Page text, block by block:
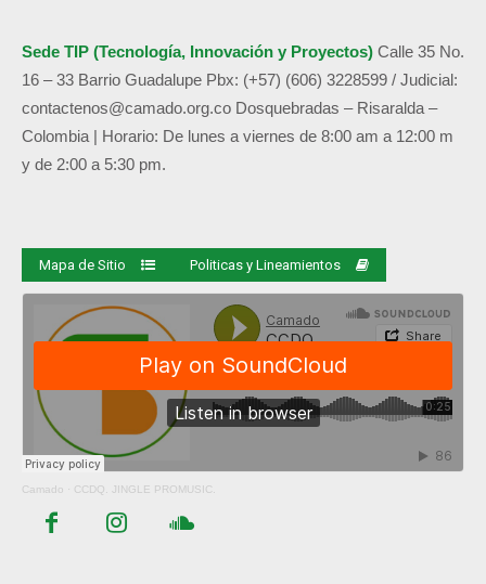
Sede TIP (Tecnología, Innovación y Proyectos) Calle 35 No.
16 – 33 Barrio Guadalupe Pbx: (+57) (606) 3228599 / Judicial:
contactenos@camado.org.co Dosquebradas – Risaralda –
Colombia | Horario: De lunes a viernes de 8:00 am a 12:00 m
y de 2:00 a 5:30 pm.
Mapa de Sitio Politicas y Lineamientos
Camado · CCDQ. JINGLE PROMUSIC.